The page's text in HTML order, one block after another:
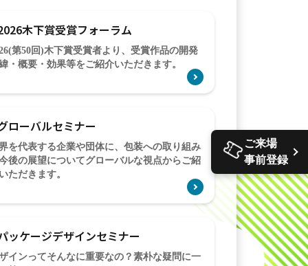
ご来場
事前登録
木下賞受賞フォーラム
第50回)木下賞受賞者より、受賞作品の開発
・概要・効果等をご紹介いただきます。
ローバルセミナー
を代表する企業や団体に、包装への取り組み
後の展望についてグローバルな視点からご紹
ただきます。
ッケージデザインセミナー
インってそんなに重要なの？素朴な疑問に一